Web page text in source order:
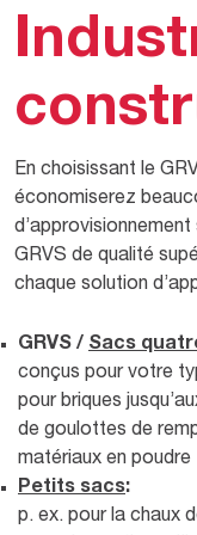
En choisissant le
économiserez
GRVS de qualité
chaque solution
GRVS / Sacs
conçus pour votre
pour briques
de goulottes de
matériaux en poudre
Petits sacs:
p. ex. pour la chaux